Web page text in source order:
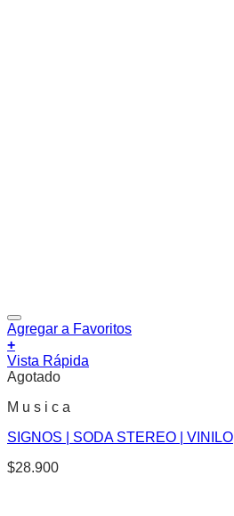
Agregar a Favoritos
+
Vista Rápida
Agotado
M u s i c a
SIGNOS | SODA STEREO | VINILO
$28.900